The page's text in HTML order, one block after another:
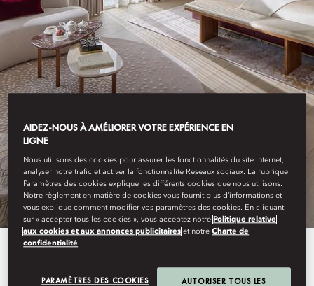
LONDRES, MAYFAIR
SÉJOUR
AIDEZ-NOUS À AMÉLIORER VOTRE EXPÉRIENCE EN
LIGNE
Nous utilisons des cookies pour assurer les fonctionnalités du site Internet,
analyser notre trafic et activer la fonctionnalité Réseaux sociaux. La rubrique
Paramètres des cookies explique les différents cookies que nous utilisons.
Notre règlement en matière de cookies vous fournit plus d’informations et
vous explique comment modifier vos paramètres des cookies. En cliquant
sur « accepter tous les cookies », vous acceptez notre Politique relative
aux cookies et aux annonces publicitaires et notreCharte de
confidentialité
PARAMÈTRES DES COOKIES
AUTORISER TOUS LES